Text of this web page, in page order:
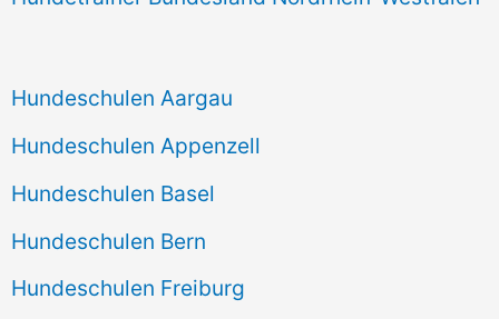
Hundeschulen Aargau
Hundeschulen Appenzell
Hundeschulen Basel
Hundeschulen Bern
Hundeschulen Freiburg